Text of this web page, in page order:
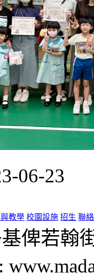
06-23
教學 校園設施 招生 聯
俾若翰